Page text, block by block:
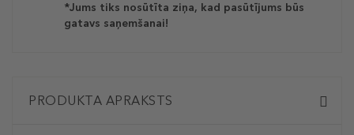
*Jums tiks nosūtīta ziņa, kad pasūtījums būs
gatavs saņemšanai!
PRODUKTA APRAKSTS